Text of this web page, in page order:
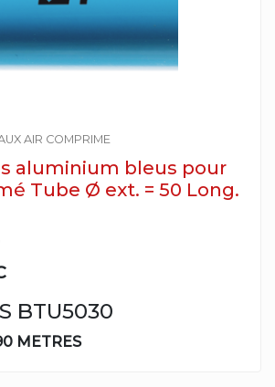
AIR COMPRIME
aluminium bleus pour
Tube Ø ext. = 50 Long.
BTU5030
METRES